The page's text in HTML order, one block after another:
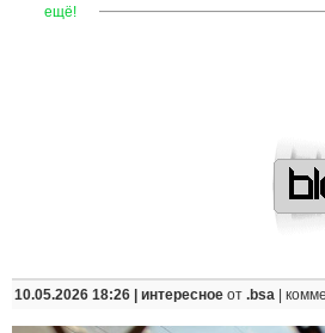
ещё! ———————————
10.05.2026 18:26 | интересное от .bsa